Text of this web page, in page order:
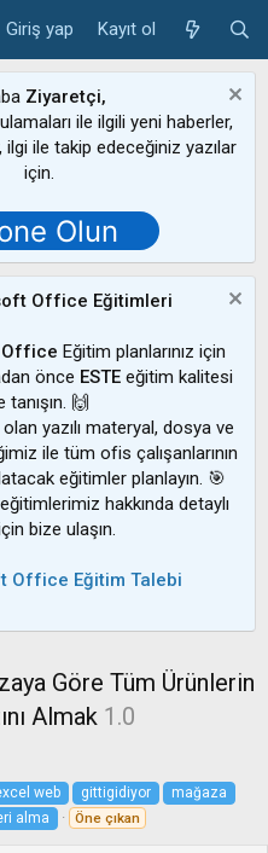
Giriş yap Kayıt ol
Ziyaretçi,
ile ilgili yeni haberler,
ile takip edeceğiniz yazılar
için.
Olun
Office Eğitimleri
Eğitim planlarınız için
önce ESTE eğitim kalitesi
tanışın. 🙌
olan yazılı materyal, dosya ve
ile tüm ofis çalışanlarının
eğitimler planlayın. 🎯
eğitimlerimiz hakkında detaylı
bize ulaşın.
Office Eğitim Talebi
Göre Tüm Ürünlerin
Almak 1.0
web gittigidiyor
mağaza
alma Öne çıkan